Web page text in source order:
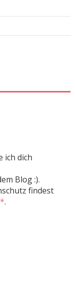
ich dich
Blog :).
findest
.